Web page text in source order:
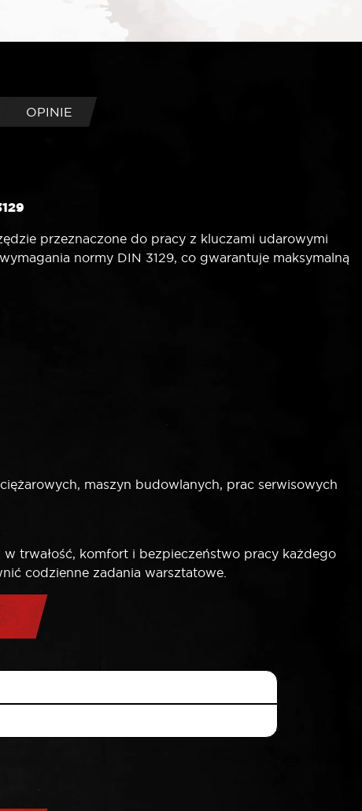
OPINIE
przeznaczone do pracy z kluczami udarowymi
normy DIN 3129, co gwarantuje maksymalną
maszyn budowlanych, prac serwisowych
trwałość, komfort i bezpieczeństwo pracy każdego
codzienne zadania warsztatowe.